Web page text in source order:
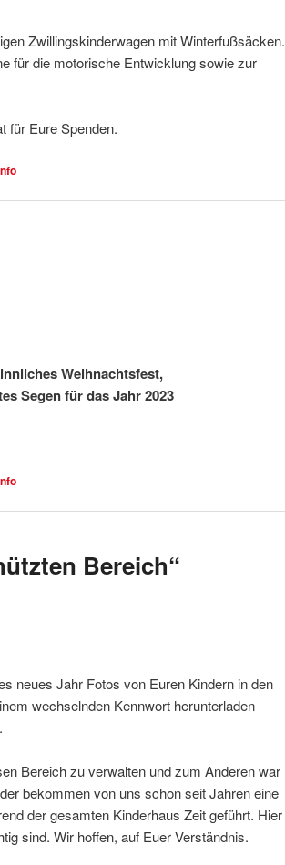
Zwillingskinderwagen mit Winterfußsäcken.
für die motorische Entwicklung sowie zur
für Eure Spenden.
Weihnachtsfest,
Segen für das Jahr 2023
Bereich“
neues Jahr Fotos von Euren Kindern in den
wechselnden Kennwort herunterladen
Bereich zu verwalten und zum Anderen war
bekommen von uns schon seit Jahren eine
der gesamten Kinderhaus Zeit geführt. Hier
sind. Wir hoffen, auf Euer Verständnis.